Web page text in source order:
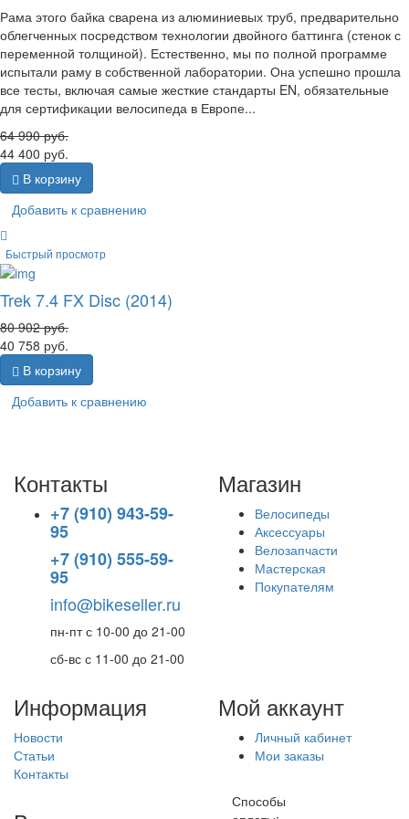
Рама этого байка сварена из алюминиевых труб, предварительно
облегченных посредством технологии двойного баттинга (стенок с
переменной толщиной). Естественно, мы по полной программе
испытали раму в собственной лаборатории. Она успешно прошла
все тесты, включая самые жесткие стандарты EN, обязательные
для сертификации велосипеда в Европе...
64 990руб.
44 400 руб.
В корзину
Добавить к сравнению
Быстрый просмотр
Trek 7.4 FX Disc (2014)
80 902руб.
40 758 руб.
В корзину
Добавить к сравнению
Контакты
+7 (910) 943-59-
95
+7 (910) 555-59-
95
info@bikeseller.ru
пн-пт с 10-00 до 21-00
сб-вс с 11-00 до 21-00
Магазин
Велосипеды
Аксессуары
Велозапчасти
Мастерская
Покупателям
Информация
Новости
Статьи
Контакты
Мой аккаунт
Личный кабинет
Мои заказы
Способы